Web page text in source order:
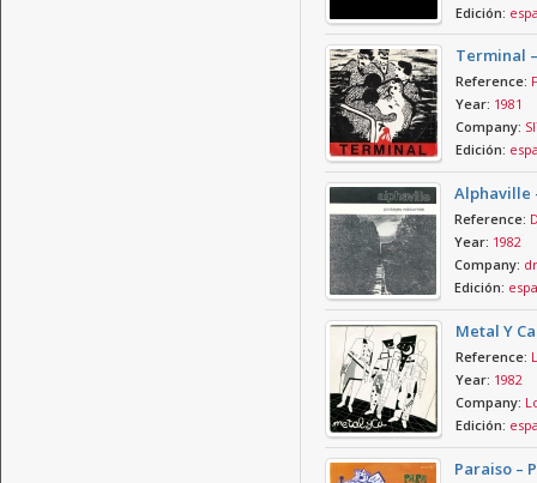
Edición:
Terminal
Reference:
Year: 1981
Company:
Edición:
Alphaville
Reference:
Year: 1982
Company:
Edición:
Metal Y
Reference:
Year: 1982
Company:
Edición:
Paraiso –